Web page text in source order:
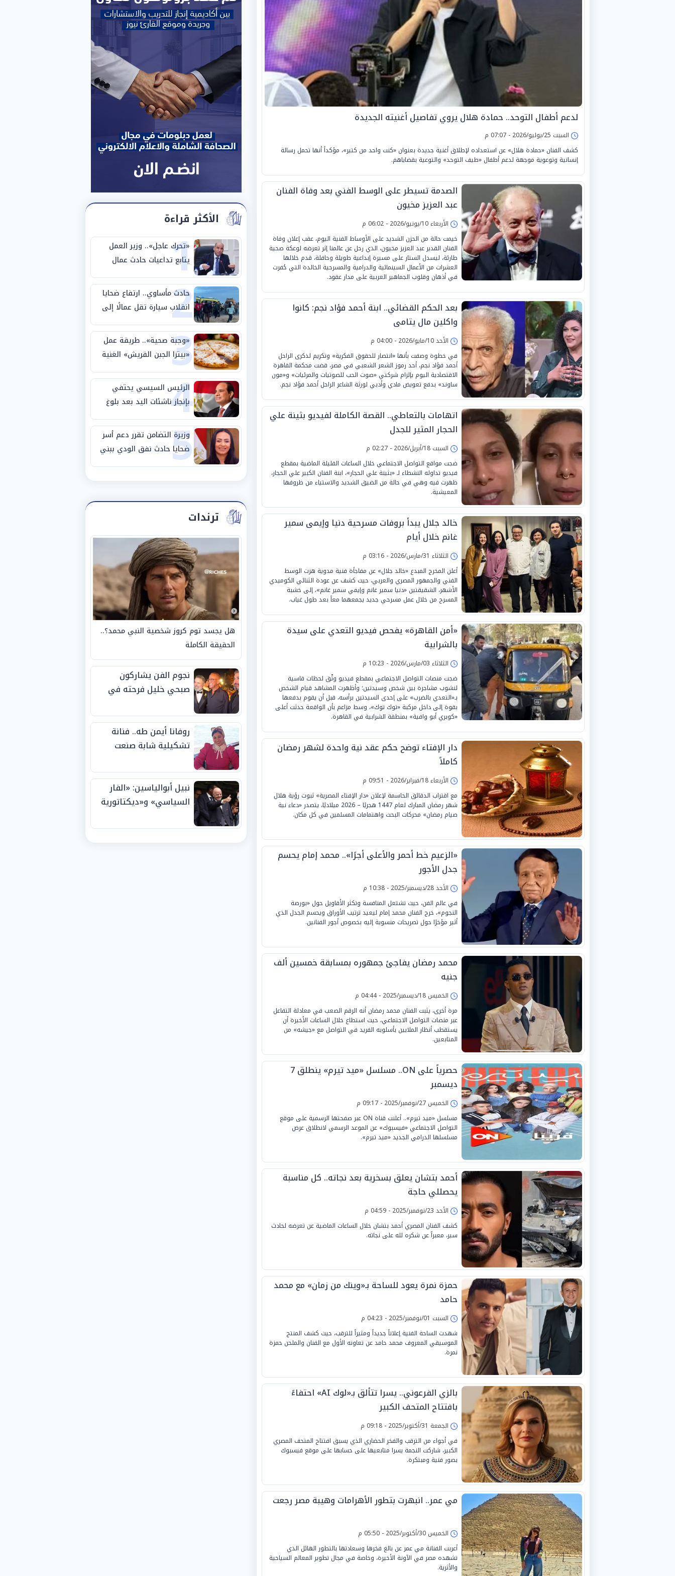
لدعم أطفال التوحد.. حمادة هلال يروي تفاصيل أغنيته الجديدة
السبت 25/يوليو/2026 - 07:07 م
كشف الفنان «حمادة هلال» عن استعداده لإطلاق أغنية جديدة بعنوان «كنت واحد من كتير»، مؤكداً أنها تحمل رسالة
إنسانية وتوعوية موجهة لدعم أطفال «طيف التوحد» والتوعية بقضاياهم.
الصدمة تسيطر على الوسط الفني بعد وفاة الفنان
عبد العزيز مخيون
الأربعاء 10/يونيو/2026 - 06:02 م
خيمت حالة من الحزن الشديد على الأوساط الفنية اليوم، عقب إعلان وفاة
الفنان القدير عبد العزيز مخيون، الذي رحل عن عالمنا إثر تعرضه لوعكة صحية
طارئة، ليسدل الستار على مسيرة إبداعية طويلة وحافلة، قدم خلالها
العشرات من الأعمال السينمائية والدرامية والمسرحية الخالدة التي حُفرت
في أذهان وقلوب الجماهير العربية على مدار عقود.
بعد الحكم القضائي.. ابنة أحمد فؤاد نجم: كانوا
واكلين مال يتامى
الأحد 10/مايو/2026 - 04:00 م
في خطوة وصفت بأنها «انتصار للحقوق الفكرية» وتكريم لذكرى الراحل
أحمد فؤاد نجم، أحد رموز الشعر الشعبي في مصر، قضت محكمة القاهرة
الاقتصادية اليوم بإلزام شركتي «صوت الحب للصوتيات والمرئيات» و«مون
ساوند» بدفع تعويض مادي وأدبي لورثة الشاعر الراحل أحمد فؤاد نجم.
اتهامات بالتعاطي.. القصة الكاملة لفيديو بثينة علي
الحجار المثير للجدل
السبت 18/أبريل/2026 - 02:27 م
ضجت مواقع التواصل الاجتماعي خلال الساعات القليلة الماضية بمقطع
فيديو تداوله النشطاء لـ «بثينة علي الحجار»، ابنة الفنان الكبير علي الحجار،
ظهرت فيه وهي في حالة من الضيق الشديد والاستياء من ظروفها
المعيشية.
خالد جلال يبدأ بروفات مسرحية دنيا وإيمى سمير
غانم خلال أيام
الثلاثاء 31/مارس/2026 - 03:16 م
أعلن المخرج المبدع «خالد جلال» عن مفاجأة فنية مدوية هزت الوسط
الفني والجمهور المصري والعربي، حيث كشف عن عودة الثنائي الكوميدي
الأشهر، الشقيقتين «دنيا سمير غانم وإيمي سمير غانم»، إلى خشبة
المسرح من خلال عمل مسرحي جديد يجمعهما معاً بعد طول غياب.
«أمن القاهرة» يفحص فيديو التعدي على سيدة
بالشرابية
الثلاثاء 03/مارس/2026 - 10:23 م
ضجت منصات التواصل الاجتماعي بمقطع فيديو وثّق لحظات قاسية
لنشوب مشاجرة بين شخص وسيدتين؛ وأظهرت المشاهد قيام الشخص
بـ«التعدي بالضرب» على إحدى السيدتين برأسه، قبل أن يقوم بدفعها
بقوة إلى داخل مركبة «توك توك»، وسط مزاعم بأن الواقعة حدثت أعلى
«كوبري أبو وافية» بمنطقة الشرابية في القاهرة.
دار الإفتاء توضح حكم عقد نية واحدة لشهر رمضان
كاملاً
الأربعاء 18/فبراير/2026 - 09:51 م
مع اقتراب الدقائق الحاسمة لإعلان «دار الإفتاء المصرية» ثبوت رؤية هلال
شهر رمضان المبارك لعام 1447 هجريًا – 2026 ميلاديًا، يتصدر «دعاء نية
صيام رمضان» محركات البحث واهتمامات المسلمين في كل مكان.
«الزعيم خط أحمر والأعلى أجرًا».. محمد إمام يحسم
جدل الأجور
الأحد 28/ديسمبر/2025 - 10:38 م
في عالم الفن، حيث تشتعل المنافسة وتكثر الأقاويل حول «بورصة
النجوم»، خرج الفنان محمد إمام ليعيد ترتيب الأوراق ويحسم الجدل الذي
أثير مؤخرًا حول تصريحات منسوبة إليه بخصوص أجور الفنانين.
محمد رمضان يفاجئ جمهوره بمسابقة خمسين ألف
جنيه
الخميس 18/ديسمبر/2025 - 04:44 م
مرة أخرى، يثبت الفنان محمد رمضان أنه الرقم الصعب في معادلة التفاعل
عبر منصات التواصل الاجتماعي، حيث استطاع خلال الساعات الأخيرة أن
يستقطب أنظار الملايين بأسلوبه الفريد في التواصل مع «جيشه» من
المتابعين.
حصرياً على ON.. مسلسل «ميد تيرم» ينطلق 7
ديسمبر
الخميس 27/نوفمبر/2025 - 09:17 م
مسلسل «ميد تيرم».. أعلنت قناة ON عبر صفحتها الرسمية على موقع
التواصل الاجتماعي «فيسبوك» عن الموعد الرسمي لانطلاق عرض
مسلسلها الدرامي الجديد «ميد تيرم».
أحمد بتشان يعلق بسخرية بعد نجاته.. كل مناسبة
يحصللي حاجة
الأحد 23/نوفمبر/2025 - 04:59 م
كشف الفنان المصري أحمد بتشان خلال الساعات الماضية عن تعرضه لحادث
سير، معبراً عن شكره لله على نجاته.
حمزة نمرة يعود للساحة بـ«وينك من زمان» مع محمد
حامد
السبت 01/نوفمبر/2025 - 04:23 م
شهدت الساحة الفنية إعلاناً جديداً ومثيراً للترقب، حيث كشف المنتج
الموسيقي المعروف محمد حامد عن تعاونه الأول مع الفنان والملحن حمزة
نمرة.
بالزي الفرعوني.. يسرا تتألق بـ«لوك AI» احتفاءً
بافتتاح المتحف الكبير
الجمعة 31/أكتوبر/2025 - 09:18 م
في أجواء من الترقب والفخر الحضاري الذي يسبق افتتاح المتحف المصري
الكبير، شاركت النجمة يسرا متابعيها على حسابها على موقع فيسبوك
بصور فنية ومبتكرة.
مي عمر.. انبهرت بتطور الأهرامات وهيبة مصر رجعت
الخميس 30/أكتوبر/2025 - 05:50 م
أعربت الفنانة مي عمر عن بالغ فخرها وسعادتها بالتطور الهائل الذي
تشهده مصر في الآونة الأخيرة، وخاصة في مجال تطوير المعالم السياحية
والأثرية.
الأكثر قراءة
1
«تحرك عاجل».. وزير العمل
يتابع تداعيات حادث عمال
طريق بني سويف الصحراوي
2
حادث مأساوي.. ارتفاع ضحايا
انقلاب سيارة تقل عمالًا إلى
14 شخصًا
3
«وجبة صحية».. طريقة عمل
«بيتزا الجبن القريش» الغنية
بالبروتين
4
الرئيس السيسي يحتفي
بإنجاز ناشئات اليد بعد بلوغ
نصف نهائي كأس العالم
5
وزيرة التضامن تقرر دعم أسر
ضحايا حادث نفق الودي ببني
سويف
ترندات
هل يجسد توم كروز شخصية النبي محمد؟..
الحقيقة الكاملة
نجوم الفن يشاركون
صبحي خليل فرحته في
روفانا أيمن طه.. فنانة
تشكيلية شابة صنعت
الجوائز منذ الصغر
نبيل أبوالياسين: «الفار
السياسي» و«ديكتاتورية
الفيفا».. وإقالة